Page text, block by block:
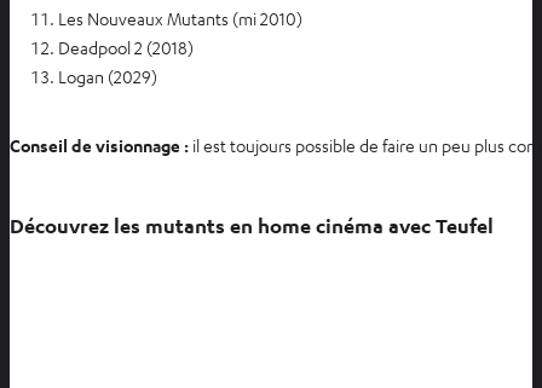
Les Nouveaux Mutants (mi 2010)
Deadpool 2 (2018)
Logan (2029)
Conseil de visionnage : il est toujours possible de faire un peu plus
Découvrez les mutants en home cinéma avec Teufel